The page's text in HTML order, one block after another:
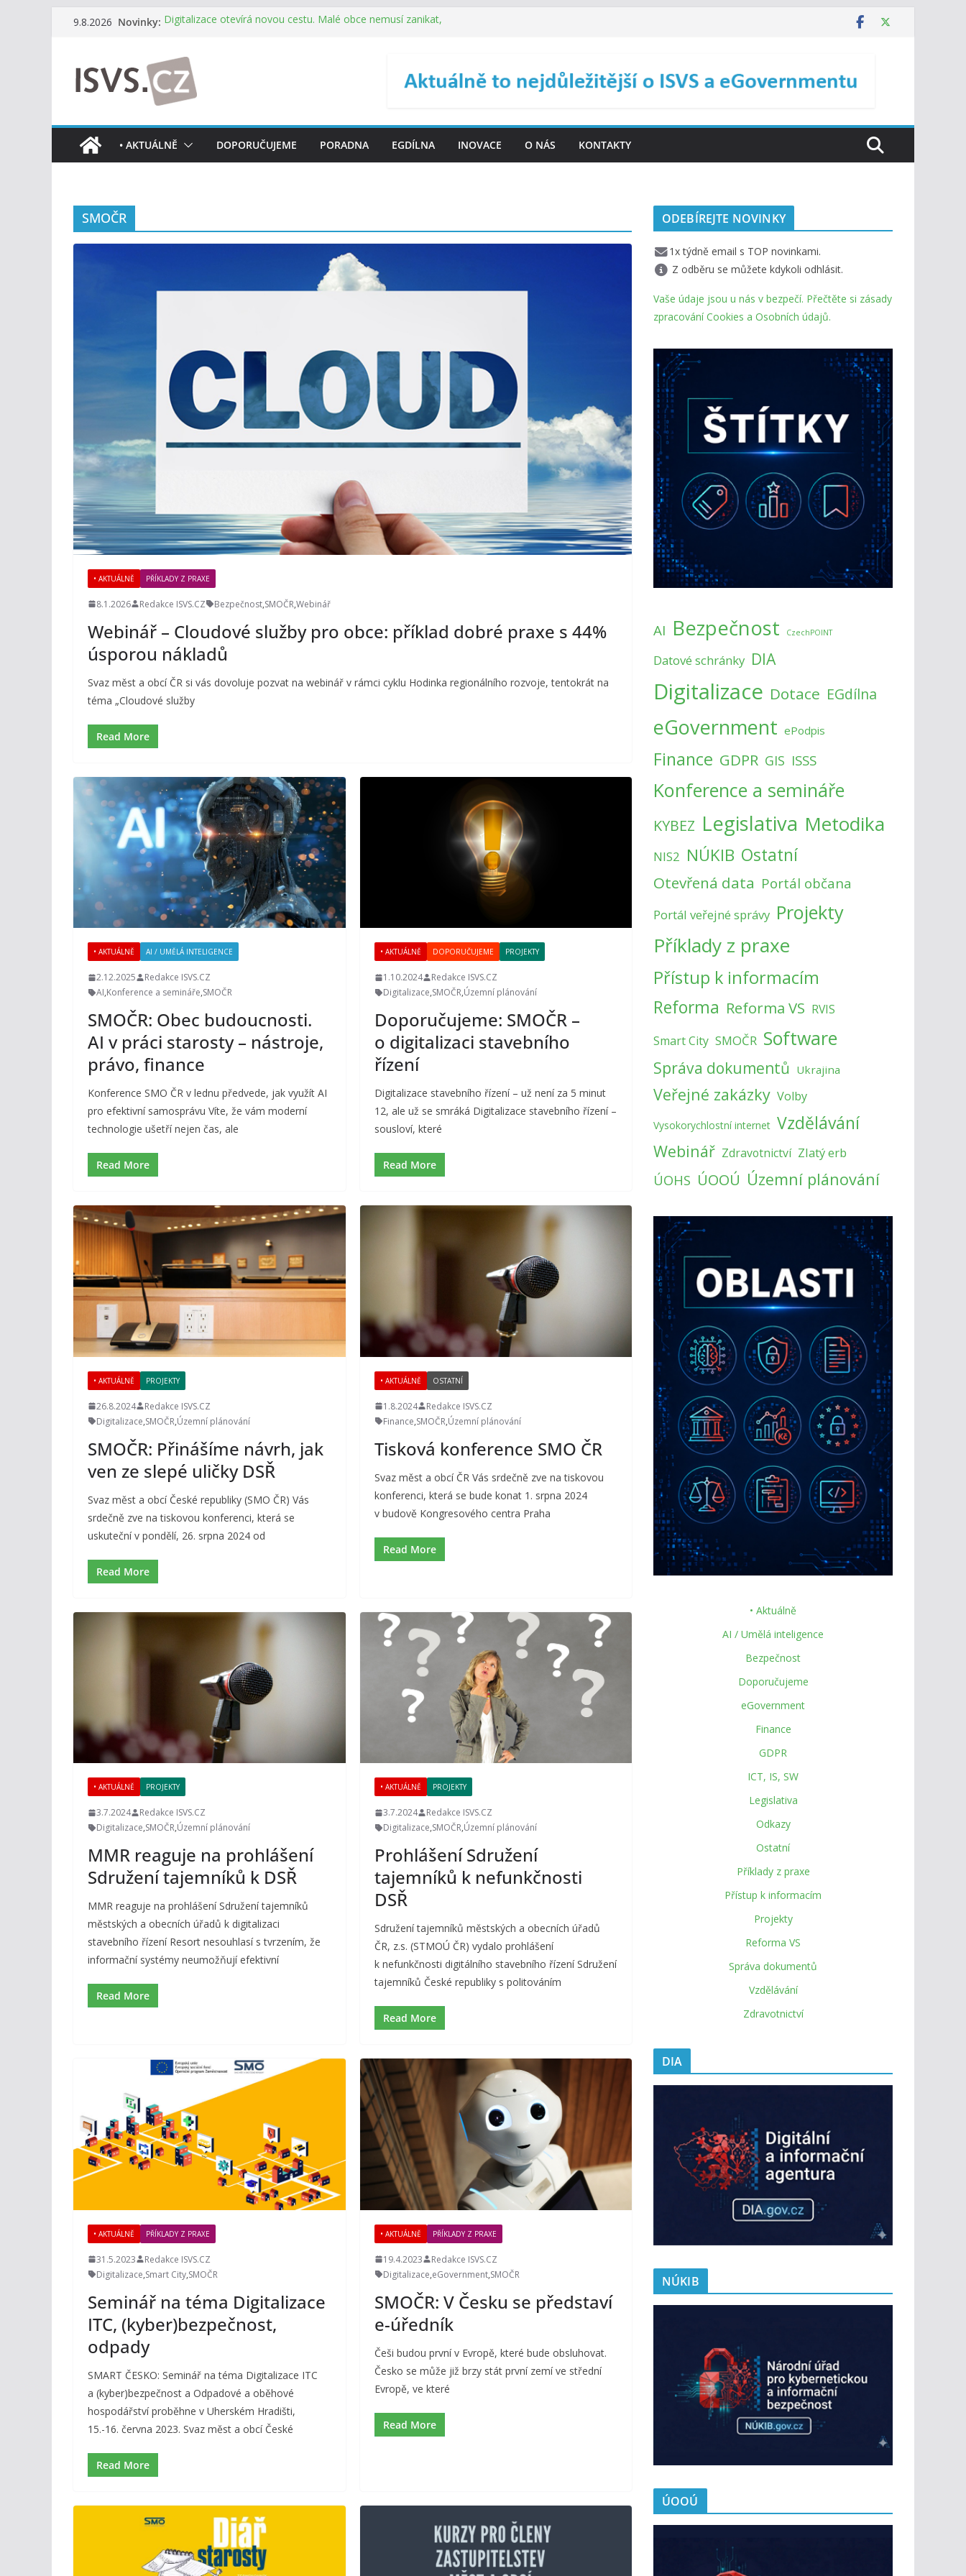
Přeskočit
9.8.2026 Novinky: Digitalizace otevírá novou cestu. Malé obce nemusí zanikat,
testování digitálních služeb
DIA: Informační systém dlouhodobého řízení (ISDŘ) je od
července v plném provozu
RVIS – Výbor pro architekturu a řízení ICT zveřejnil materiály
z nového jednání
Informace o obcích vždy po ruce. SMS ČR spouští novou
mobilní aplikaci
• AKTUÁLNĚ DOPORUČUJEME PORADNA EGDÍLNA INOVACE O NÁS KONTAKTY
SMOČR
• AKTUÁLNĚ PŘÍKLADY Z PRAXE
8.1.2026 Redakce ISVS.CZ Bezpečnost,SMOČR,Webinář
Webinář – Cloudové služby pro obce: příklad dobré praxe s 44%
úsporou nákladů
Svaz měst a obcí ČR si vás dovoluje pozvat na webinář v rámci cyklu Hodinka regionálního rozvoje, tentokrát na
téma „Cloudové služby
Read More
• AKTUÁLNĚ AI / UMĚLÁ INTELIGENCE
2.12.2025
Redakce ISVS.CZ
AI,Konference a semináře,SMOČR
SMOČR: Obec budoucnosti.
AI v práci starosty – nástroje,
právo, finance
Konference SMO ČR v lednu předvede, jak využít AI
pro efektivní samosprávu Víte, že vám moderní
technologie ušetří nejen čas, ale
Read More
• AKTUÁLNĚ DOPORUČUJEME PROJEKTY
1.10.2024
Redakce ISVS.CZ
Digitalizace,SMOČR,Územní plánování
Doporučujeme: SMOČR –
o digitalizaci stavebního
řízení
Digitalizace stavebního řízení – už není za 5 minut
12, ale už se smráká Digitalizace stavebního řízení –
sousloví, které
Read More
• AKTUÁLNĚ PROJEKTY
26.8.2024
Redakce ISVS.CZ
Digitalizace,SMOČR,Územní plánování
SMOČR: Přinášíme návrh, jak
ven ze slepé uličky DSŘ
Svaz měst a obcí České republiky (SMO ČR) Vás
srdečně zve na tiskovou konferenci, která se
uskuteční v pondělí, 26. srpna 2024 od
Read More
• AKTUÁLNĚ OSTATNÍ
1.8.2024
Redakce ISVS.CZ
Finance,SMOČR,Územní plánování
Tisková konference SMO ČR
Svaz měst a obcí ČR Vás srdečně zve na tiskovou
konferenci, která se bude konat 1. srpna 2024
v budově Kongresového centra Praha
Read More
• AKTUÁLNĚ PROJEKTY
3.7.2024
Redakce ISVS.CZ
Digitalizace,SMOČR,Územní plánování
MMR reaguje na prohlášení
Sdružení tajemníků k DSŘ
MMR reaguje na prohlášení Sdružení tajemníků
městských a obecních úřadů k digitalizaci
stavebního řízení Resort nesouhlasí s tvrzením, že
informační systémy neumožňují efektivní
Read More
• AKTUÁLNĚ PROJEKTY
3.7.2024
Redakce ISVS.CZ
Digitalizace,SMOČR,Územní plánování
Prohlášení Sdružení
tajemníků k nefunkčnosti
DSŘ
Sdružení tajemníků městských a obecních úřadů
ČR, z.s. (STMOÚ ČR) vydalo prohlášení
k nefunkčnosti digitálního stavebního řízení Sdružení
tajemníků České republiky s politováním
Read More
• AKTUÁLNĚ PŘÍKLADY Z PRAXE
31.5.2023
Redakce ISVS.CZ
Digitalizace,Smart City,SMOČR
Seminář na téma Digitalizace
ITC, (kyber)bezpečnost,
odpady
SMART ČESKO: Seminář na téma Digitalizace ITC
a (kyber)bezpečnost a Odpadové a oběhové
hospodářství proběhne v Uherském Hradišti,
15.-16. června 2023. Svaz měst a obcí České
Read More
• AKTUÁLNĚ PŘÍKLADY Z PRAXE
19.4.2023
Redakce ISVS.CZ
Digitalizace,eGovernment,SMOČR
SMOČR: V Česku se představí
e-úředník
Češi budou první v Evropě, které bude obsluhovat.
Česko se může již brzy stát první zemí ve střední
Evropě, ve které
Read More
ODEBÍREJTE NOVINKY
1x týdně email s TOP novinkami.
Z odběru se můžete kdykoli odhlásit.
Vaše údaje jsou u nás v bezpečí. Přečtěte si zásady
zpracování Cookies a Osobních údajů.
AI Bezpečnost CzechPOINT
Datové schránky DIA
Digitalizace Dotace EGdílna
eGovernment ePodpis
Finance GDPR GIS ISSS
Konference a semináře
KYBEZ Legislativa Metodika
NIS2 NÚKIB Ostatní
Otevřená data Portál občana
Portál veřejné správy Projekty
Příklady z praxe
Přístup k informacím
Reforma Reforma VS RVIS
Smart City SMOČR Software
Správa dokumentů Ukrajina
Veřejné zakázky Volby
Vysokorychlostní internet Vzdělávání
Webinář Zdravotnictví Zlatý erb
ÚOHS ÚOOÚ Územní plánování
• Aktuálně
AI / Umělá inteligence
Bezpečnost
Doporučujeme
eGovernment
Finance
GDPR
ICT, IS, SW
Legislativa
Odkazy
Ostatní
Příklady z praxe
Přístup k informacím
Projekty
Reforma VS
Správa dokumentů
Vzdělávání
Zdravotnictví
DIA
NÚKIB
ÚOOÚ